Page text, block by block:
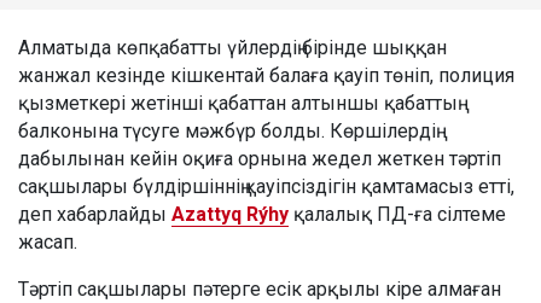
Алматыда көпқабатты үйлердің бірінде шыққан
жанжал кезінде кішкентай балаға қауіп төніп, полиция
қызметкері жетінші қабаттан алтыншы қабаттың
балконына түсуге мәжбүр болды. Көршілердің
дабылынан кейін оқиға орнына жедел жеткен тәртіп
сақшылары бүлдіршіннің қауіпсіздігін қамтамасыз етті,
деп хабарлайды Azattyq Rýhy қалалық ПД-ға сілтеме
жасап.
Тәртіп сақшылары пәтерге есік арқылы кіре алмаған